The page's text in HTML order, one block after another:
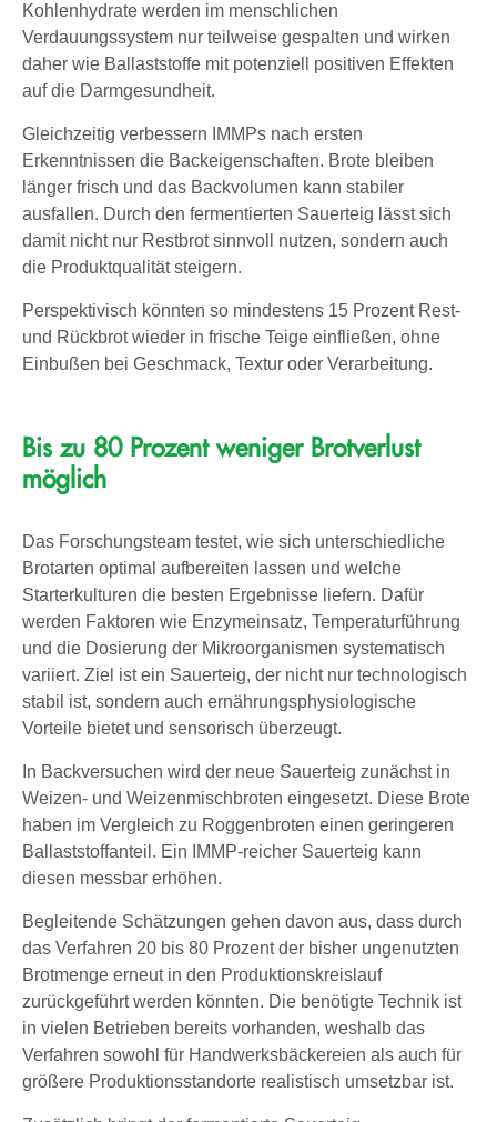
Kohlenhydrate werden im menschlichen
Verdauungssystem nur teilweise gespalten und wirken
daher wie Ballaststoffe mit potenziell positiven Effekten
auf die Darmgesundheit.
Gleichzeitig verbessern IMMPs nach ersten
Erkenntnissen die Backeigenschaften. Brote bleiben
länger frisch und das Backvolumen kann stabiler
ausfallen. Durch den fermentierten Sauerteig lässt sich
damit nicht nur Restbrot sinnvoll nutzen, sondern auch
die Produktqualität steigern.
Perspektivisch könnten so mindestens 15 Prozent Rest-
und Rückbrot wieder in frische Teige einfließen, ohne
Einbußen bei Geschmack, Textur oder Verarbeitung.
Bis zu 80 Prozent weniger Brotverlust
möglich
Das Forschungsteam testet, wie sich unterschiedliche
Brotarten optimal aufbereiten lassen und welche
Starterkulturen die besten Ergebnisse liefern. Dafür
werden Faktoren wie Enzymeinsatz, Temperaturführung
und die Dosierung der Mikroorganismen systematisch
variiert. Ziel ist ein Sauerteig, der nicht nur technologisch
stabil ist, sondern auch ernährungsphysiologische
Vorteile bietet und sensorisch überzeugt.
In Backversuchen wird der neue Sauerteig zunächst in
Weizen- und Weizenmischbroten eingesetzt. Diese Brote
haben im Vergleich zu Roggenbroten einen geringeren
Ballaststoffanteil. Ein IMMP-reicher Sauerteig kann
diesen messbar erhöhen.
Begleitende Schätzungen gehen davon aus, dass durch
das Verfahren 20 bis 80 Prozent der bisher ungenutzten
Brotmenge erneut in den Produktionskreislauf
zurückgeführt werden könnten. Die benötigte Technik ist
in vielen Betrieben bereits vorhanden, weshalb das
Verfahren sowohl für Handwerksbäckereien als auch für
größere Produktionsstandorte realistisch umsetzbar ist.